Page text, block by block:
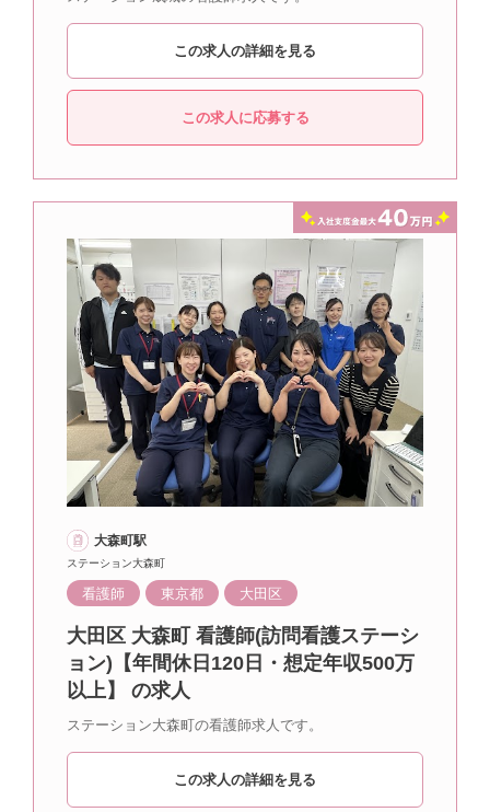
この求人の詳細を見る
この求人に応募する
大森町駅
ステーション大森町
看護師 東京都 大田区
大田区 大森町 看護師(訪問看護ステーシ
ョン)【年間休日120日・想定年収500万
以上】 の求人
ステーション大森町の看護師求人です。
この求人の詳細を見る